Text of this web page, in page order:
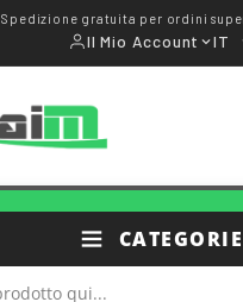
Spedizione gratuita per ordini
Il Mio Account IT
CATEGORIE